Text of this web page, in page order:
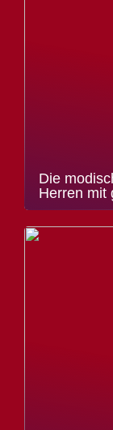
Die
Herren mit